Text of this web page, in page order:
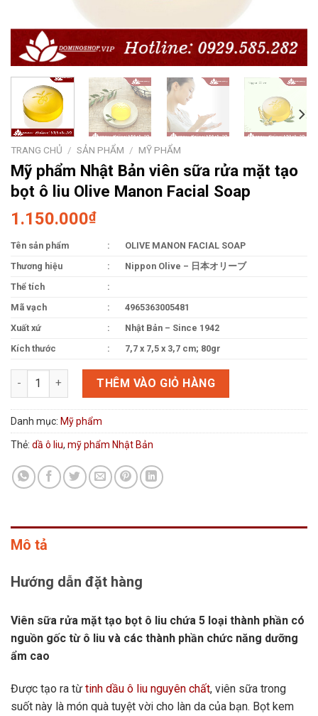
TRANG CHỦ / SẢN PHẨM / MỸ PHẨM
Mỹ phẩm Nhật Bản viên sữa rửa mặt tạo
bọt ô liu Olive Manon Facial Soap
1.150.000₫
Tên sản phẩm :
OLIVE MANON FACIAL SOAP
Thương hiệu
:
Nippon Olive – 日本オリーブ
Thể tích
:
Mã vạch
:
4965363005481
Xuất xứ
:
Nhật Bản – Since 1942
Kích thước
: ‎7,7 x 7,5 x 3,7 cm; 80gr
Mỹ phẩm Nhật Bản viên sữa rửa mặt tạo bọt ô liu Olive Manon
THÊM VÀO GIỎ HÀNG
Danh mục: Mỹ phẩm
Thẻ: dầ ô liu, mỹ phẩm Nhật Bản
Mô tả
Hướng dẫn đặt hàng
Viên sữa rửa mặt tạo bọt ô liu chứa 5 loại thành phần có
nguồn gốc từ ô liu và các thành phần chức năng dưỡng
ẩm cao
Được tạo ra từ tinh dầu ô liu nguyên chất, viên sữa trong
suốt này là món quà tuyệt vời cho làn da của bạn. Bọt kem